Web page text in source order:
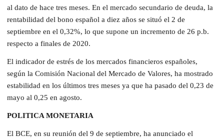
al dato de hace tres meses. En el mercado secundario de deuda, la
rentabilidad del bono español a diez años se situó el 2 de
septiembre en el 0,32%, lo que supone un incremento de 26 p.b.
respecto a finales de 2020.
El indicador de estrés de los mercados financieros españoles,
según la Comisión Nacional del Mercado de Valores, ha mostrado
estabilidad en los últimos tres meses ya que ha pasado del 0,23 de
mayo al 0,25 en agosto.
POLITICA MONETARIA
El BCE, en su reunión del 9 de septiembre, ha anunciado el